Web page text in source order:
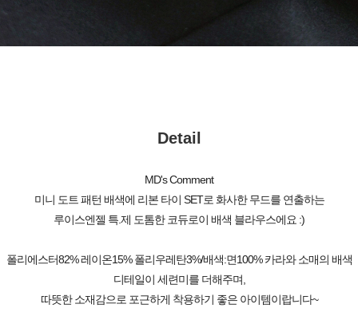
Detail
MD's Comment
미니 도트 패턴 배색에 리본 타이 SET로 화사한 무드를 연출하는
루이스엔젤 특.제 도톰한 코듀로이 배색 블라우스에요 :)
폴리에스터82% 레이온15% 폴리우레탄3%/배색:면100% 카라와 소매의 배색
디테일이 세련미를 더해주며,
따뜻한 소재감으로 포근하게 착용하기 좋은 아이템이랍니다~